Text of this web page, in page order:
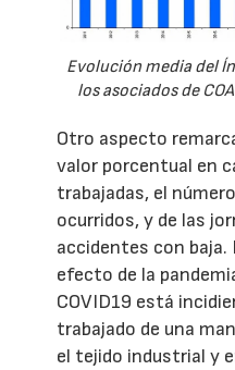
Evolución media del
los asociados de
Otro aspecto
valor porcentual en
trabajadas, el
ocurridos, y de las
accidentes con baja.
efecto de la
COVID19 está
trabajado de una
el tejido industrial y